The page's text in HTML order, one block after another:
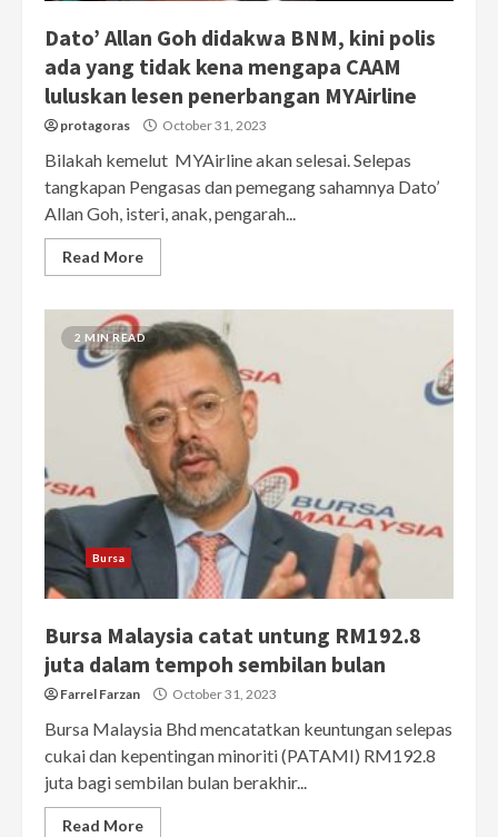
Dato’ Allan Goh didakwa BNM, kini polis
ada yang tidak kena mengapa CAAM
luluskan lesen penerbangan MYAirline
protagoras October 31, 2023
Bilakah kemelut MYAirline akan selesai. Selepas
tangkapan Pengasas dan pemegang sahamnya Dato’
Allan Goh, isteri, anak, pengarah...
Read More
2 MIN READ
Bursa
Bursa Malaysia catat untung RM192.8
juta dalam tempoh sembilan bulan
Farrel Farzan October 31, 2023
Bursa Malaysia Bhd mencatatkan keuntungan selepas
cukai dan kepentingan minoriti (PATAMI) RM192.8
juta bagi sembilan bulan berakhir...
Read More